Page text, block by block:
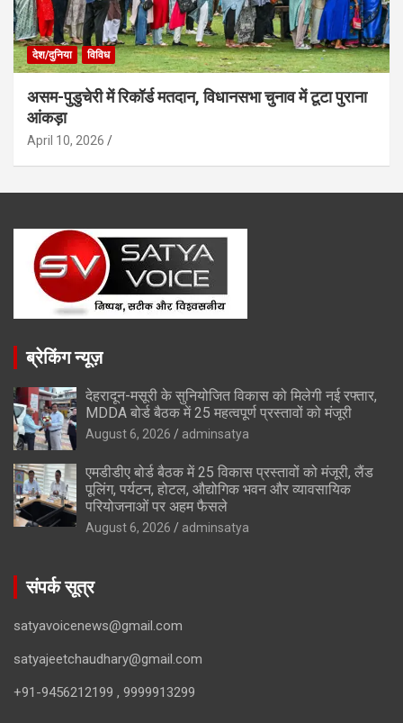
देश/दुनिया विविध
असम-पुडुचेरी में रिकॉर्ड मतदान, विधानसभा चुनाव में टूटा पुराना
आंकड़ा
April 10, 2026
ब्रेकिंग न्यूज़
देहरादून-मसूरी के सुनियोजित विकास को मिलेगी नई रफ्तार,
MDDA बोर्ड बैठक में 25 महत्वपूर्ण प्रस्तावों को मंजूरी
August 6, 2026 adminsatya
एमडीडीए बोर्ड बैठक में 25 विकास प्रस्तावों को मंजूरी, लैंड
पूलिंग, पर्यटन, होटल, औद्योगिक भवन और व्यावसायिक
परियोजनाओं पर अहम फैसले
August 6, 2026 adminsatya
संपर्क सूत्र
satyavoicenews@gmail.com
satyajeetchaudhary@gmail.com
+91-9456212199 , 9999913299